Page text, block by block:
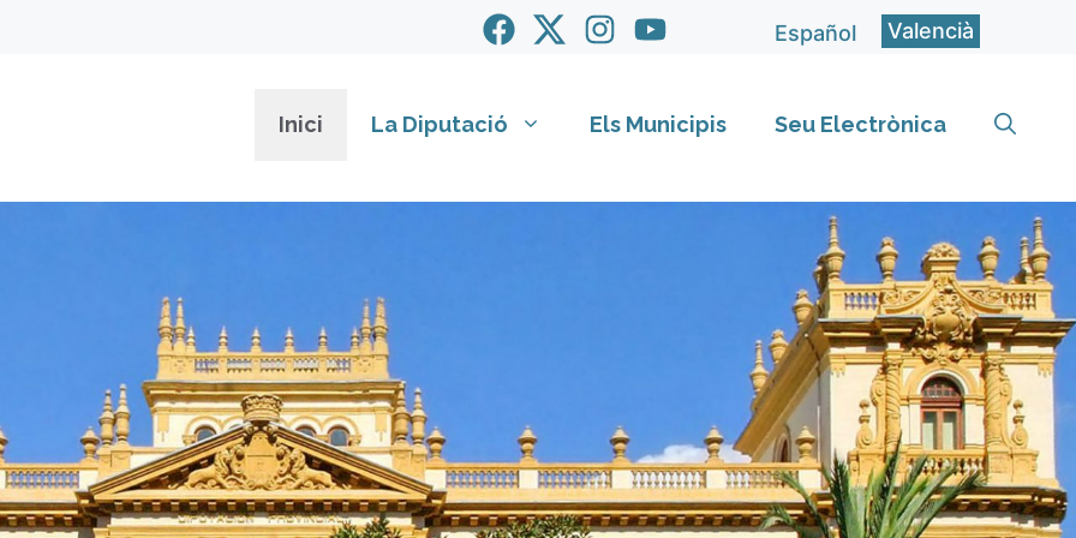
Español Valencià
Inici La Diputació Els Municipis Seu Electrònica